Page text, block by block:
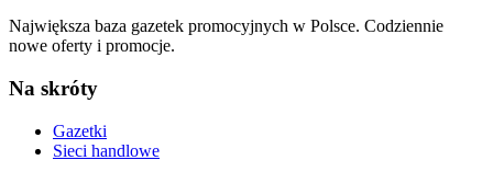
Największa baza gazetek promocyjnych w Polsce. Codziennie
nowe oferty i promocje.
Na skróty
Gazetki
Sieci handlowe